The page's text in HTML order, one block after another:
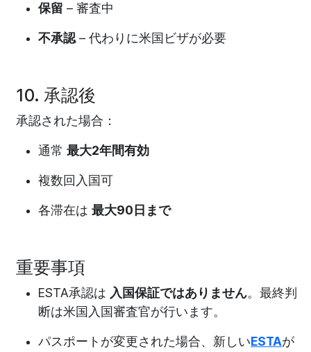
保留 – 審査中
不承認– 代わりに米国ビザが必要
10. 承認後
承認された場合：
通常 最大2年間有効
複数回入国可
各滞在は 最大90日まで
重要事項
ESTA承認は 入国保証ではありません。最終判
断は米国入国審査官が行います。
パスポートが変更された場合、新しいESTAが